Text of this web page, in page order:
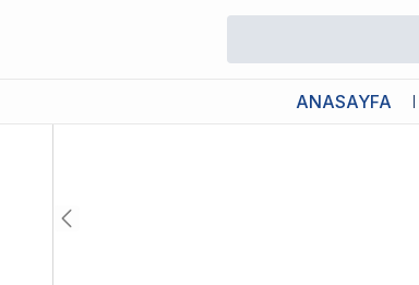
ANASAYFA